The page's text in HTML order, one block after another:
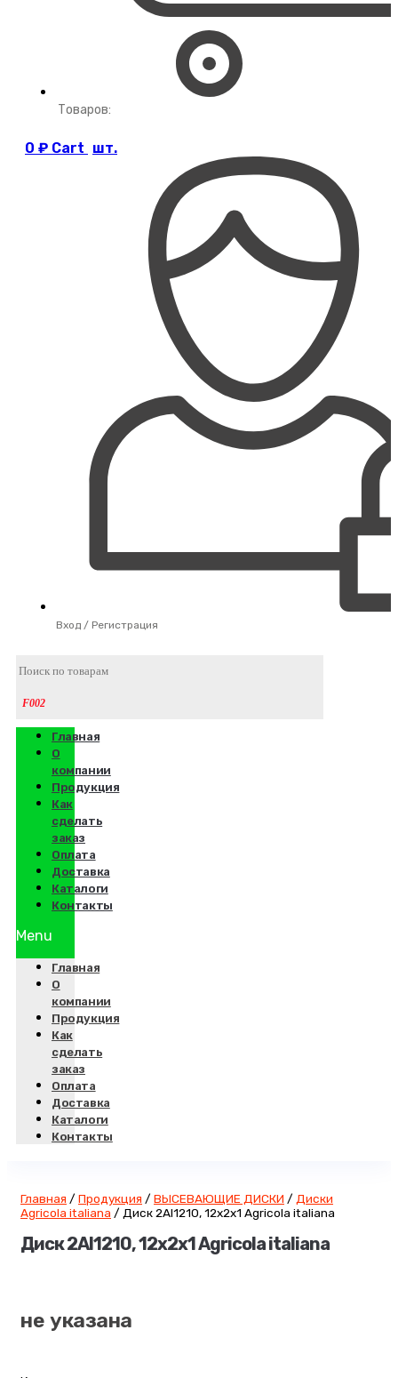
Товаров:
0 ₽ Cart
Вход / Регистрация
Главная
О
компании
Продукция
Как
сделать
заказ
Оплата
Доставка
Каталоги
Контакты
Menu
Главная
О
компании
Продукция
Как
сделать
заказ
Оплата
Доставка
Каталоги
Контакты
Главная / Продукция / ВЫСЕВАЮЩИЕ ДИСКИ / Диски
Agricola italiana / Диск 2AI1210, 12х2х1 Agricola italiana
Диск 2AI1210, 12х2х1 Agricola italiana
не указана